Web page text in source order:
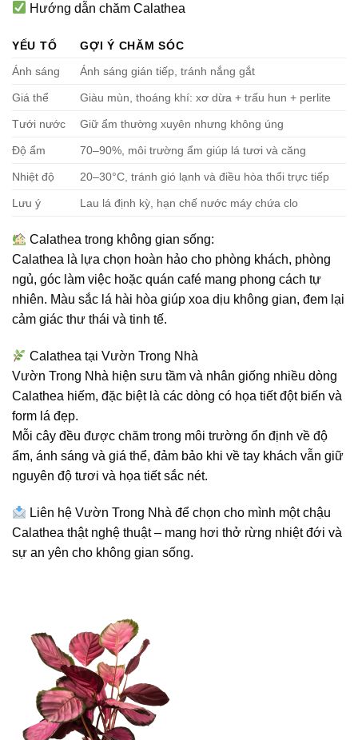
Hướng dẫn chăm Calathea
YẾU TỐ
GỢI Ý CHĂM SÓC
Ánh sáng
Ánh sáng gián tiếp, tránh nắng gắt
Giá thể Giàu mùn, thoáng khí: xơ dừa + trấu hun + perlite
Tưới nước Giữ ẩm thường xuyên nhưng không úng
Độ ẩm 70–90%, môi trường ẩm giúp lá tươi và căng
Nhiệt độ 20–30°C, tránh gió lạnh và điều hòa thổi trực tiếp
Lưu ý Lau lá định kỳ, hạn chế nước máy chứa clo
Calathea trong không gian sống:
Calathea là lựa chọn hoàn hảo cho phòng khách, phòng
ngủ, góc làm việc hoặc quán café mang phong cách tự
nhiên. Màu sắc lá hài hòa giúp xoa dịu không gian, đem lại
cảm giác thư thái và tinh tế.
Calathea tại Vườn Trong Nhà
Vườn Trong Nhà hiện sưu tầm và nhân giống nhiều dòng
Calathea hiếm, đặc biệt là các dòng có họa tiết đột biến và
form lá đẹp.
Mỗi cây đều được chăm trong môi trường ổn định về độ
ẩm, ánh sáng và giá thể, đảm bảo khi về tay khách vẫn giữ
nguyên độ tươi và họa tiết sắc nét.
Liên hệVườn Trong Nhà để chọn cho mình một chậu
Calathea thật nghệ thuật – mang hơi thở rừng nhiệt đới và
sự an yên cho không gian sống.